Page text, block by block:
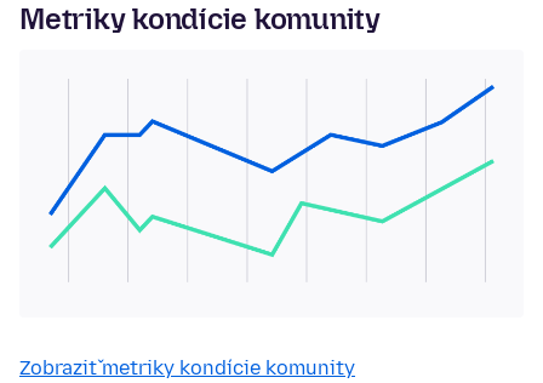
Metriky kondície komunity
Zobraziť metriky kondície komunity